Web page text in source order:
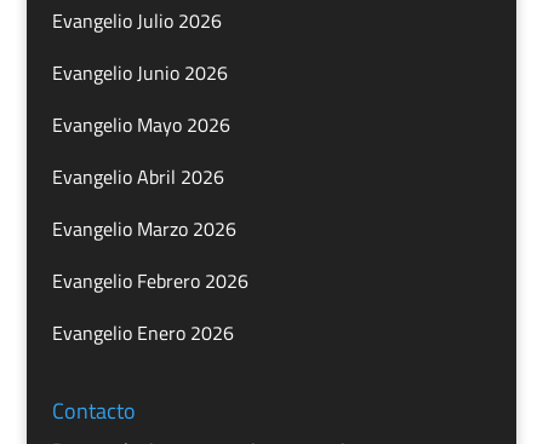
Evangelio Julio 2026
Evangelio Junio 2026
Evangelio Mayo 2026
Evangelio Abril 2026
Evangelio Marzo 2026
Evangelio Febrero 2026
Evangelio Enero 2026
Contacto